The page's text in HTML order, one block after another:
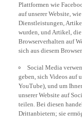
Plattformen wie
auf unserer Website,
Dienstleistungen,
wurden, und Artikel,
Browserverhalten auf
sich aus diesem
Social Media
geben, sich Videos auf
YouTube), und um
unserer Website auf
teilen. Bei diesen
Drittanbietern; sie